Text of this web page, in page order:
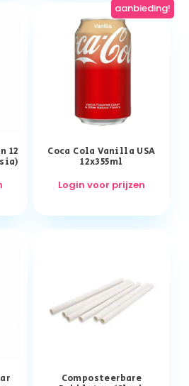
12
aanbieding!
Coca Cola Vanilla USA
12x355ml
Login voor prijzen
Composteerbare